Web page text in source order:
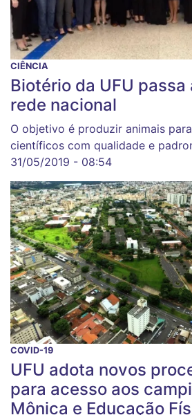
CIÊNCIA
Biotério da UFU
rede nacional
O objetivo é produzir animais
científicos com qualidade e
31/05/2019 - 08:54
COVID-19
UFU adota novos
para acesso aos
Mônica e Educação